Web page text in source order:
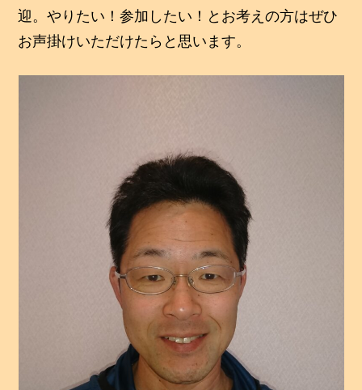
迎。やりたい！参加したい！とお考えの方はぜひ
お声掛けいただけたらと思います。